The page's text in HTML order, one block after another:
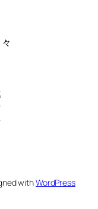
withWordPress